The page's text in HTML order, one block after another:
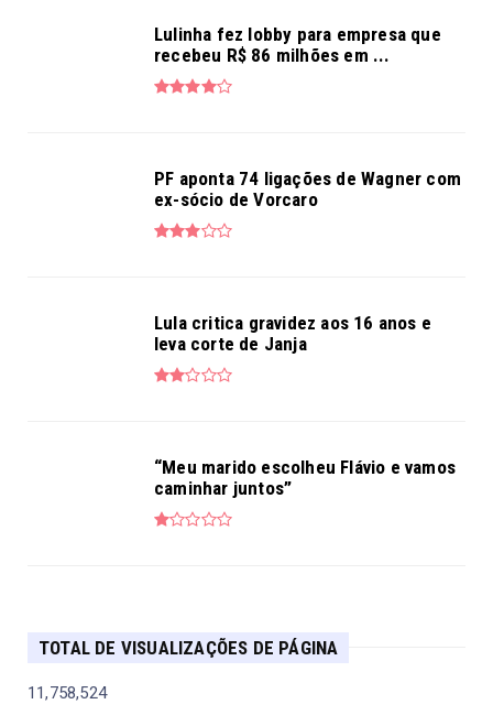
Lulinha fez lobby para empresa que
recebeu R$ 86 milhões em ...
PF aponta 74 ligações de Wagner com
ex-sócio de Vorcaro
Lula critica gravidez aos 16 anos e
leva corte de Janja
“Meu marido escolheu Flávio e vamos
caminhar juntos”
TOTAL DE VISUALIZAÇÕES DE PÁGINA
11,758,524